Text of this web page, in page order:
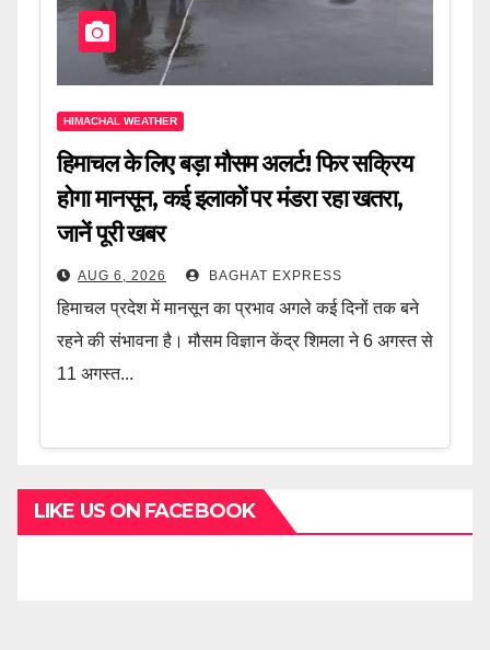
HIMACHAL WEATHER
हिमाचल के लिए बड़ा मौसम अलर्ट! फिर सक्रिय
होगा मानसून, कई इलाकों पर मंडरा रहा खतरा,
जानें पूरी खबर
AUG 6, 2026 BAGHAT EXPRESS
हिमाचल प्रदेश में मानसून का प्रभाव अगले कई दिनों तक बने
रहने की संभावना है। मौसम विज्ञान केंद्र शिमला ने 6 अगस्त से
11 अगस्त...
LIKE US ON FACEBOOK